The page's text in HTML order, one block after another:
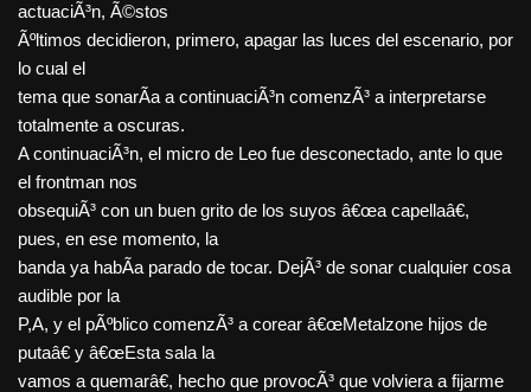
actuaciÃ³n, Ã©stos
Ãºltimos decidieron, primero, apagar las luces del escenario, por
lo cual el
tema que sonarÃ­a a continuaciÃ³n comenzÃ³ a interpretarse
totalmente a oscuras.
A continuaciÃ³n, el micro de Leo fue desconectado, ante lo que
el frontman nos
obsequiÃ³ con un buen grito de los suyos â€œa capellaâ€,
pues, en ese momento, la
banda ya habÃ­a parado de tocar. DejÃ³ de sonar cualquier cosa
audible por la
P,A, y el pÃºblico comenzÃ³ a corear â€œMetalzone hijos de
putaâ€ y â€œEsta sala la
vamos a quemarâ€, hecho que provocÃ³ que volviera a fijarme